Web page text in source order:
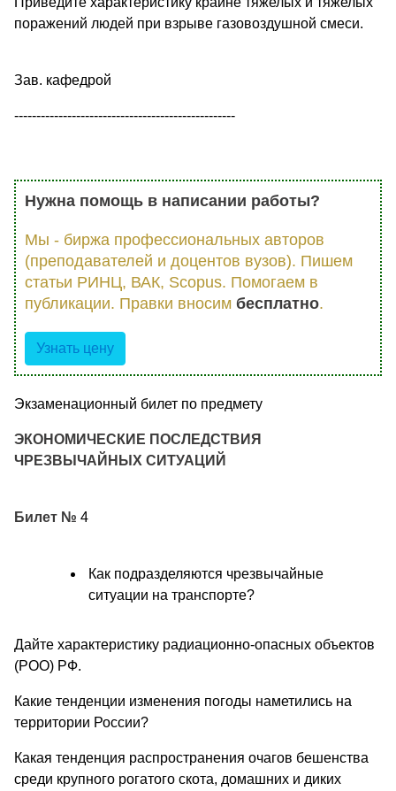
поражений людей при взрыве газовоздушной смеси.
Зав. кафедрой
--------------------------------------------------
Нужна помощь в написании работы?
Мы - биржа профессиональных авторов
(преподавателей и доцентов вузов). Пишем
статьи РИНЦ, ВАК, Scopus. Помогаем в
публикации. Правки вносим бесплатно.
Узнать цену
Экзаменационный билет по предмету
ЭКОНОМИЧЕСКИЕ ПОСЛЕДСТВИЯ
ЧРЕЗВЫЧАЙНЫХ СИТУАЦИЙ
Билет № 4
Как подразделяются чрезвычайные
ситуации на транспорте?
Дайте характеристику радиационно-опасных объектов
(РОО) РФ.
Какие тенденции изменения погоды наметились на
территории России?
Какая тенденция распространения очагов бешенства
среди крупного рогатого скота, домашних и диких